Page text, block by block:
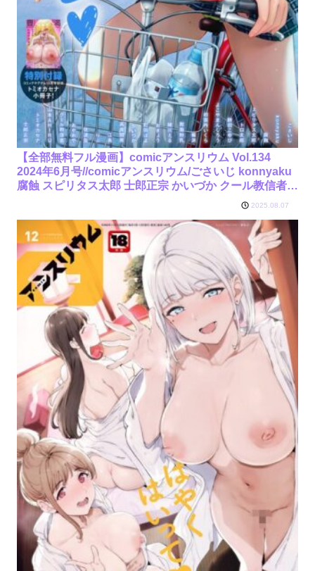
【全部無料フル漫画】comicアンスリウム Vol.134
2024年6月号//comicアンスリウム/ごさいじ konnyaku
腐蝕 スピリタス太郎 士郎正宗 かいづか クール教信者
おきょう トロ太郎 緒川える 山本AHIRU 江鳥 トミオカ
や 町田ぽよ 脱脂粉乳 よこやまんじろう 高良間
男/k568agotp05979
2025.08.07